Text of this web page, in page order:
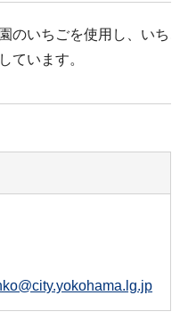
のいちごを使用し、いち
ています。